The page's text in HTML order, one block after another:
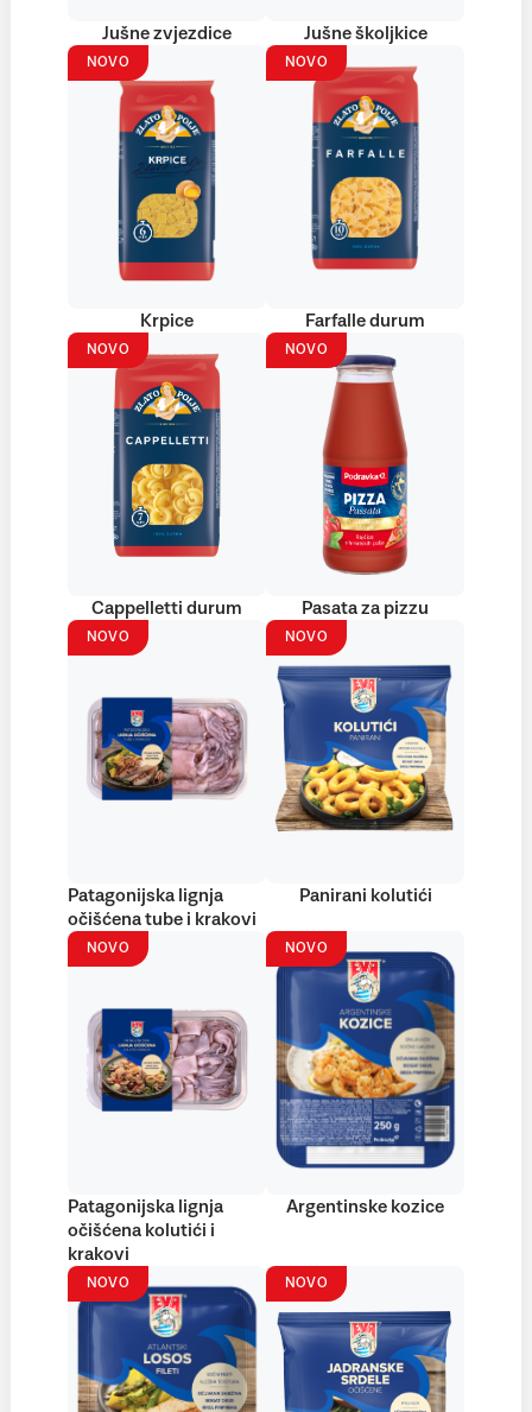
Jušne zvjezdice Jušne školjkice
NOVO
Krpice
NOVO
Farfalle durum
NOVO
Cappelletti durum
NOVO
Pasata za pizzu
NOVO
Patagonijska lignja
očišćena tube i krakovi
NOVO
Panirani kolutići
NOVO
Patagonijska lignja
očišćena kolutići i
krakovi
NOVO
Argentinske kozice
NOVO NOVO